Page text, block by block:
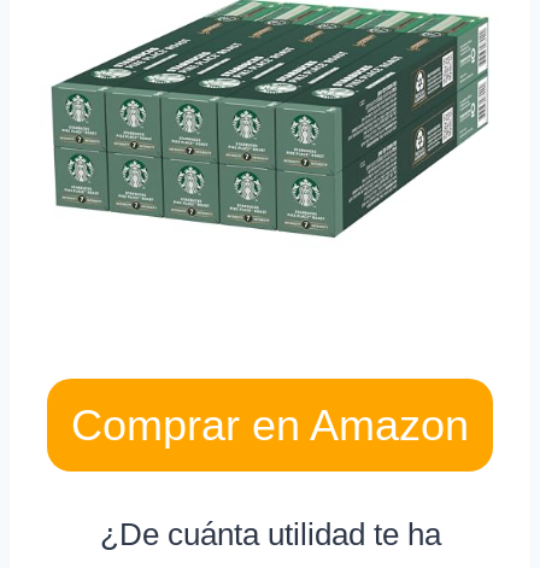
Comprar en Amazon
¿De cuánta utilidad te ha